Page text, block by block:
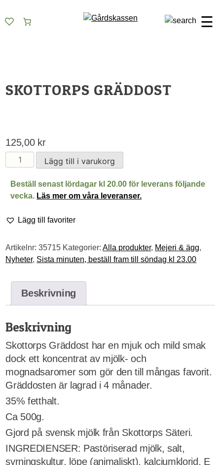
to
☰
SKOTTORPS GRÄDDOST
125,00 kr
Skottorps
Gräddost
Lägg till i varukorg
Beställ senast lördagar kl 20.00 för leverans följande
vecka. Läs mer om våra leveranser.
Lägg till favoriter
Artikelnr:35715 Kategorier:Alla produkter, Mejeri & ägg,
Nyheter, Sista minuten, beställ fram till söndag kl 23.00
Beskrivning
Beskrivning
Skottorps Gräddost har en mjuk och mild smak
dock ett koncentrat av mjölk- och
mognadsaromer som gör den till mångas favorit.
Gräddosten är lagrad i 4 månader.
35% fetthalt.
Ca 500g.
Gjord på svensk mjölk från Skottorps Säteri.
INGREDIENSER: Pastöriserad mjölk, salt,
syrningskultur, löpe (animaliskt), kalciumklorid, E